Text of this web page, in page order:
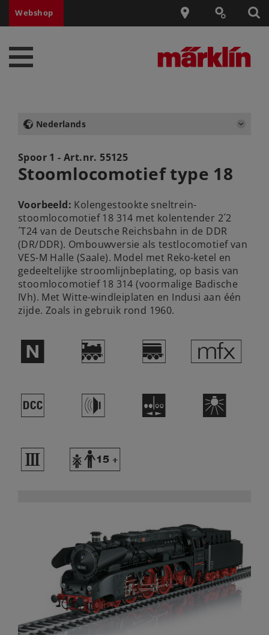
Webshop
Nederlands
Spoor 1 - Art.nr. 55125
Stoomlocomotief type 18
Voorbeeld: Kolengestookte sneltrein-
stoomlocomotief 18 314 met kolentender 2´2
´T24 van de Deutsche Reichsbahn in de DDR
(DR/DDR). Ombouwversie als testlocomotief van
VES-M Halle (Saale). Model met Reko-ketel en
gedeeltelijke stroomlijnbeplating, op basis van
stoomlocomotief 18 314 (voormalige Badische
IVh). Met Witte-windleiplaten en Indusi aan één
zijde. Zoals in gebruik rond 1960.
$ ) ? e
§ h M k
3 Y